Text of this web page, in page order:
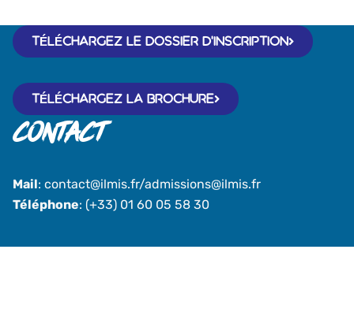
Contact
Mail: contact@ilmis.fr/admissions@ilmis.fr
Téléphone: (+33) 01 60 05 58 30
TÉLÉCHARGEZ LE DOSSIER D'INSCRIPTION
TÉLÉCHARGEZ LA BROCHURE